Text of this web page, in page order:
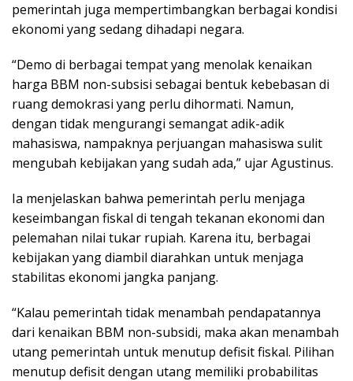
pemerintah juga mempertimbangkan berbagai kondisi
ekonomi yang sedang dihadapi negara.
“Demo di berbagai tempat yang menolak kenaikan
harga BBM non-subsisi sebagai bentuk kebebasan di
ruang demokrasi yang perlu dihormati. Namun,
dengan tidak mengurangi semangat adik-adik
mahasiswa, nampaknya perjuangan mahasiswa sulit
mengubah kebijakan yang sudah ada,” ujar Agustinus.
Ia menjelaskan bahwa pemerintah perlu menjaga
keseimbangan fiskal di tengah tekanan ekonomi dan
pelemahan nilai tukar rupiah. Karena itu, berbagai
kebijakan yang diambil diarahkan untuk menjaga
stabilitas ekonomi jangka panjang.
“Kalau pemerintah tidak menambah pendapatannya
dari kenaikan BBM non-subsidi, maka akan menambah
utang pemerintah untuk menutup defisit fiskal. Pilihan
menutup defisit dengan utang memiliki probabilitas